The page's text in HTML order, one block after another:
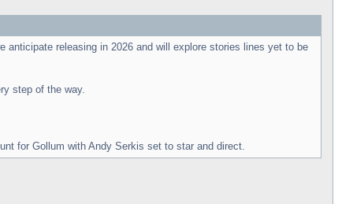
releasing in 2026 and will explore stories lines yet to be
step of the way.
for Gollum with Andy Serkis set to star and direct.